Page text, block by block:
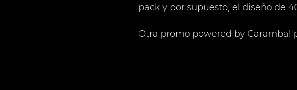
pack y por supuesto, el diseño de
Otra promo powered by Caramba!
tra